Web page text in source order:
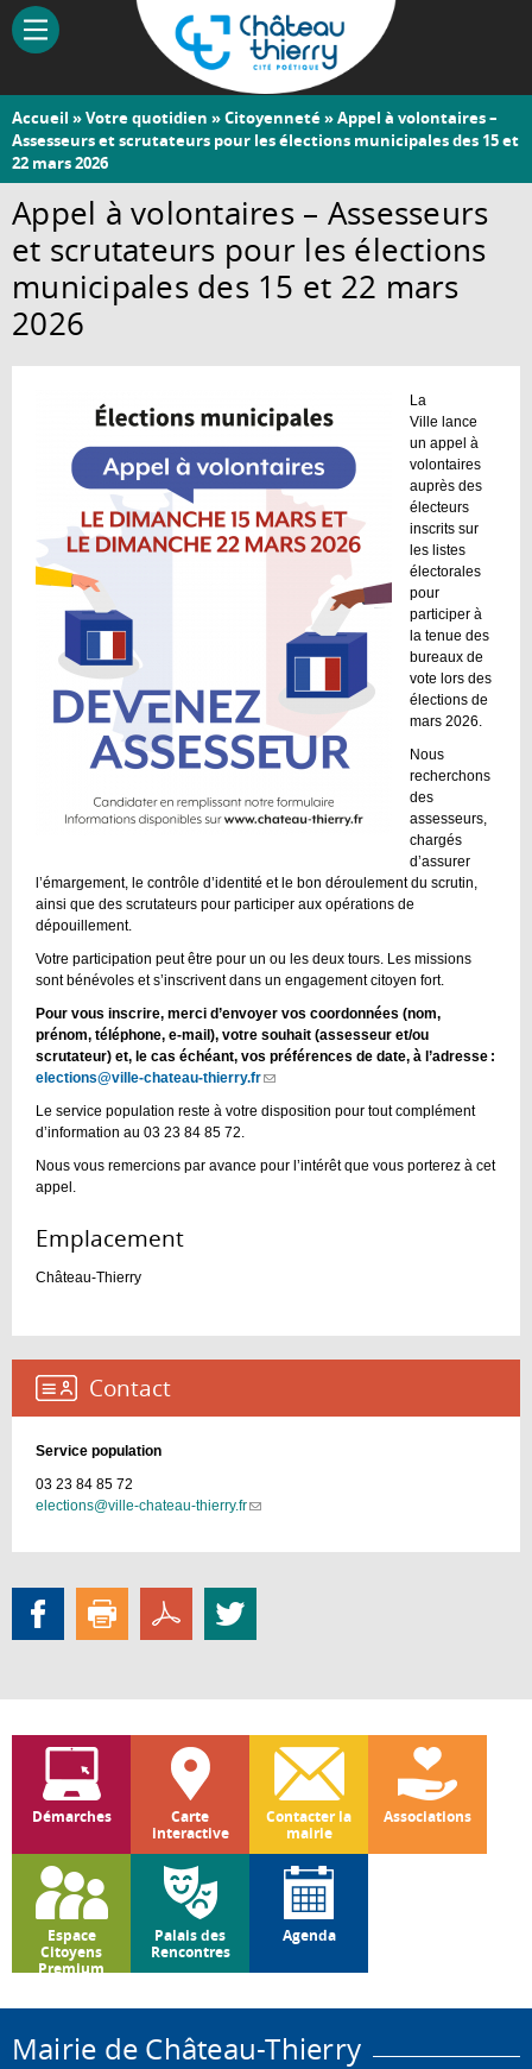
Aller
contenu
Château-
Thierry
Vous
êtes
ici
Accueil »Votre quotidien »Citoyenneté» Appel à volontaires –
Assesseurs et scrutateurs pour les élections municipales des 15 et
22 mars 2026
Appel à volontaires – Assesseurs
et scrutateurs pour les élections
municipales des 15 et 22 mars
2026
La
Ville lance
un appel à
volontaires
auprès des
électeurs
inscrits sur
les listes
électorales
pour
participer à
la tenue des
bureaux de
vote lors des
élections de
mars 2026.
Nous
recherchons
des
assesseurs,
chargés
d’assurer
l’émargement, le contrôle d’identité et le bon déroulement du scrutin,
ainsi que des scrutateurs pour participer aux opérations de
dépouillement.
Votre participation peut être pour un ou les deux tours. Les missions
sont bénévoles et s’inscrivent dans un engagement citoyen fort.
Pour vous inscrire, merci d’envoyer vos coordonnées (nom,
prénom, téléphone, e‑mail), votre souhait (assesseur et/ou
scrutateur) et, le cas échéant, vos préférences de date, à l’adresse :
elections@ville-chateau-thierry.fr(link
e-
Le service population reste à votre disposition pour tout complément
d’information au 03 23 84 85 72.
Nous vous remercions par avance pour l’intérêt que vous porterez à cet
appel.
Emplacement :
Château-Thierry
Contact :
Service population
03 23 84 85 72
elections@ville-chateau-thierry.fr(link
Démarches
Carte
interactive
Contacter la
mairie
Associations
Espace
Citoyens
Premium
Palais des
Rencontres
Agenda
Mairie de Château-Thierry